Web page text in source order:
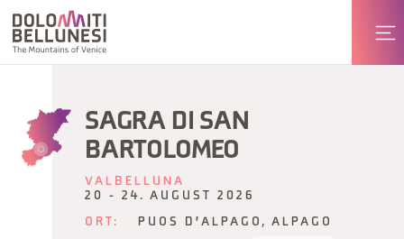
SAGRA DI SAN
BARTOLOMEO
VALBELLUNA
20 - 24. AUGUST 2026
ORT: PUOS D'ALPAGO, ALPAGO